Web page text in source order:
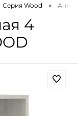
Серия Wood •
4